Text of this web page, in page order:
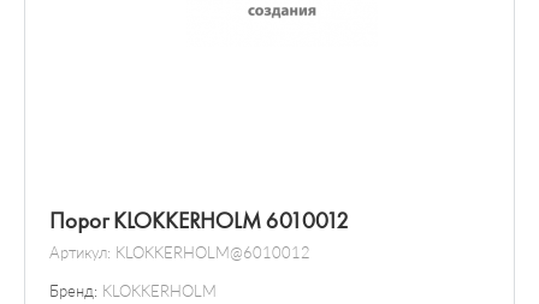
Порог KLOKKERHOLM 6010012
Артикул: KLOKKERHOLM@6010012
Бренд: KLOKKERHOLM